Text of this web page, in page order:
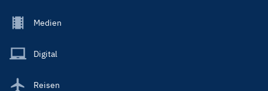
Footer
Main
Medien
Digital
Reisen